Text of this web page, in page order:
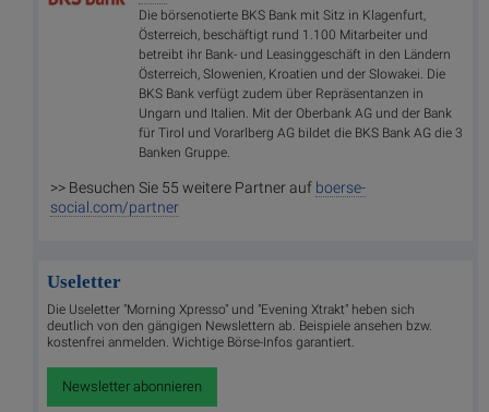
Die börsenotierte BKS Bank mit Sitz in Klagenfurt,
Österreich, beschäftigt rund 1.100 Mitarbeiter und
betreibt ihr Bank- und Leasinggeschäft in den Ländern
Österreich, Slowenien, Kroatien und der Slowakei. Die
BKS Bank verfügt zudem über Repräsentanzen in
Ungarn und Italien. Mit der Oberbank AG und der Bank
für Tirol und Vorarlberg AG bildet die BKS Bank AG die 3
Banken Gruppe.
>> Besuchen Sie 55 weitere Partner auf boerse-
social.com/partner
Useletter
Die Useletter "Morning Xpresso" und "Evening Xtrakt" heben sich
deutlich von den gängigen Newslettern ab. Beispiele ansehen bzw.
kostenfrei anmelden. Wichtige Börse-Infos garantiert.
Newsletter abonnieren